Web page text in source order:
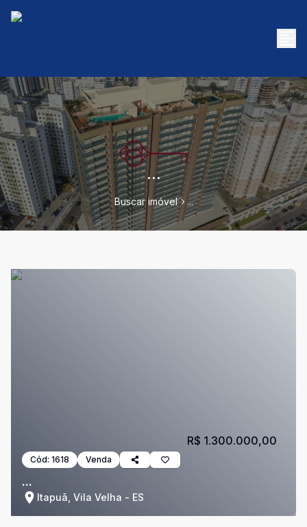
...
Buscar imóvel ...
Cód: 1618 Venda
...
Itapuã, Vila Velha - ES
R$ 1.300.000,00